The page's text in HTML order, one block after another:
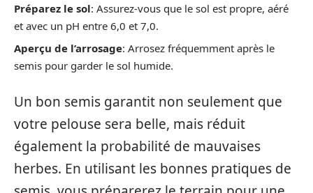
Préparez le sol: Assurez-vous que le sol est propre, aéré
et avec un pH entre 6,0 et 7,0.
Aperçu de l’arrosage: Arrosez fréquemment après le
semis pour garder le sol humide.
Un bon semis garantit non seulement que
votre pelouse sera belle, mais réduit
également la probabilité de mauvaises
herbes. En utilisant les bonnes pratiques de